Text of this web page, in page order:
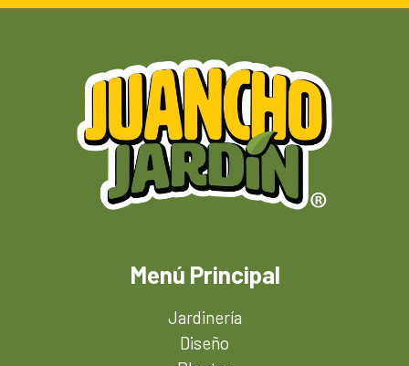
Menú Principal
Jardinería
Diseño